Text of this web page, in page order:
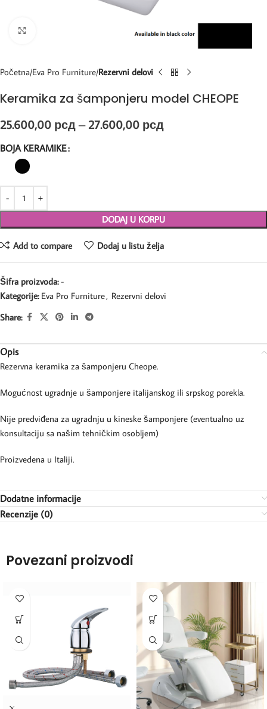
Početna Eva Pro Furniture Rezervni delovi
Keramika za šamponjeru model CHEOPE
25.600,00 рсд – 27.600,00 рсд
BOJA KERAMIKE
DODAJ U KORPU
Add to compare Dodaj u listu želja
Šifra proizvoda:-
Kategorije: Eva Pro Furniture, Rezervni delovi
Share:
Opis
Rezervna keramika za šamponjeru Cheope.
Mogućnost ugradnje u šamponjere italijanskog ili srpskog porekla.
Nije predviđena za ugradnju u kineske šamponjere (eventualno uz
konsultaciju sa našim tehničkim osobljem)
Proizvedena u Italiji.
Dodatne informacije
Recenzije (0)
Povezani proizvodi